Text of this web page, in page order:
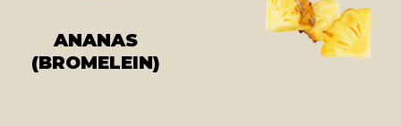
ANANAS
(BROMELEIN)